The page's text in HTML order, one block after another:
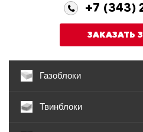
+7 (343)
ЗАКАЗАТЬ
Газоблоки
Твинблоки